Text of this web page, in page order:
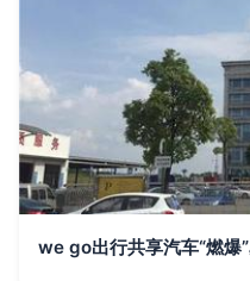
we go出行共享汽车“燃爆